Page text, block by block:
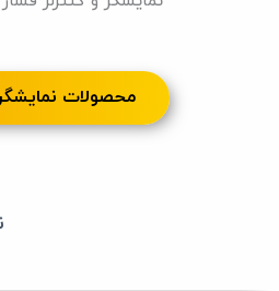
محصولات نمایشگر